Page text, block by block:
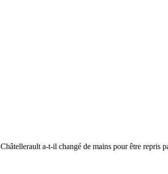
a-t-il changé de mains pour être repris